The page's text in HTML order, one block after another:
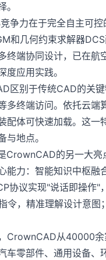
争力在于完全自主可
和几何约束求解器
终端协同设计，已在
度应用实践。
区别于传统CAD的关
多终端访问。依托云
配体可快速加载。这
与地点。
CrownCAD的另一大亮
能力：智能知识中枢
协议实现"说话即操作
令，精准理解设计意
CrownCAD从40000余
车零部件、通用设备